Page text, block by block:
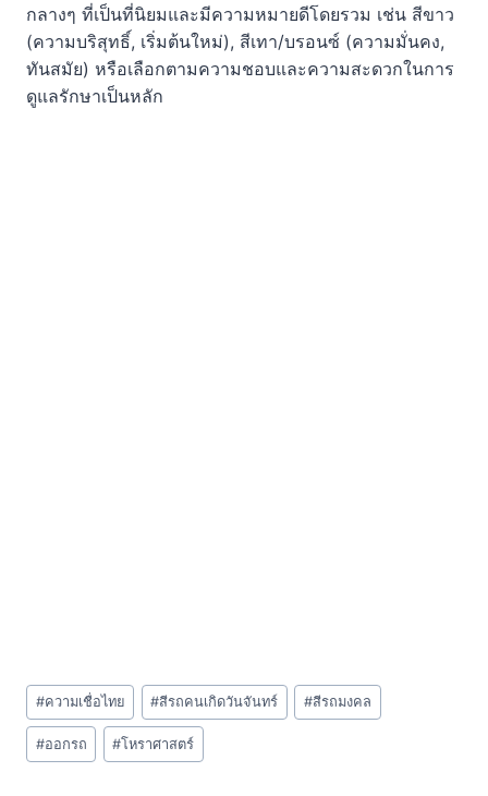
กลางๆ ที่เป็นที่นิยมและมีความหมายดีโดยรวม เช่น สีขาว
(ความบริสุทธิ์, เริ่มต้นใหม่), สีเทา/บรอนซ์ (ความมั่นคง,
ทันสมัย) หรือเลือกตามความชอบและความสะดวกในการ
ดูแลรักษาเป็นหลัก
Post
Tags:
#ความเชื่อไทย #สีรถคนเกิดวันจันทร์ #สีรถมงคล
#ออกรถ #โหราศาสตร์